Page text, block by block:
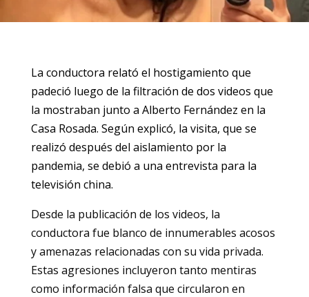
La conductora relató el hostigamiento que
padeció luego de la filtración de dos videos que
la mostraban junto a Alberto Fernández en la
Casa Rosada. Según explicó, la visita, que se
realizó después del aislamiento por la
pandemia, se debió a una entrevista para la
televisión china.
Desde la publicación de los videos, la
conductora fue blanco de innumerables acosos
y amenazas relacionadas con su vida privada.
Estas agresiones incluyeron tanto mentiras
como información falsa que circularon en